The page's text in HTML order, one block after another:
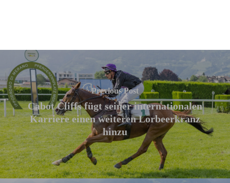
Previous Post
Cabot Cliffs fügt seiner internationalen
Karriere einen weiteren Lorbeerkranz
hinzu